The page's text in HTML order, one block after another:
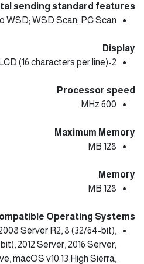
sending standard features
WSD; WSD Scan; PC Scan
Display
2-Line LCD (16 characters per line)
Processor speed
600 MHz
Maximum Memory
128 MB
Memory
128 MB
Operating Systems
Server R2, 8 (32/64-bit),
2012 Server, 2016 Server;
macOS v10.13 High Sierra,